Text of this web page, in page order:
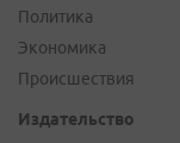
Политика
Экономика
Происшествия
Издательство